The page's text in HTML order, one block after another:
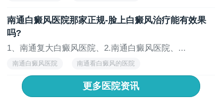
南通白癜风医院那家正规-脸上白癜风治疗能有效果
吗?
1、南通复大白癜风医院、2.南通白癜风医院、...
南通白癜风医院 南通看白癜风的医院
南通白癜风医院怎么样 南通治疗白癜风的医院
更多医院资讯